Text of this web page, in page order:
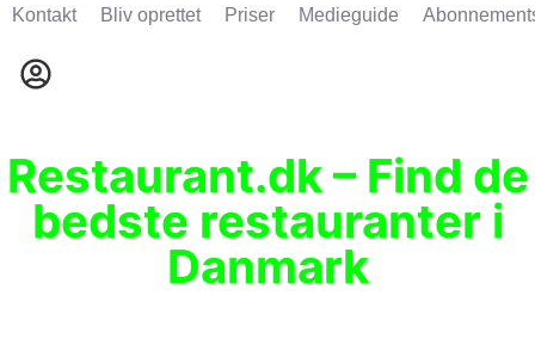
Kontakt Bliv oprettet Priser Medieguide
Restaurant.dk – Find de
bedste restauranter i
Danmark